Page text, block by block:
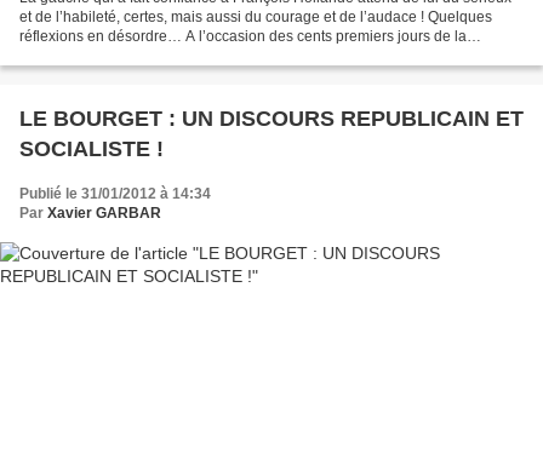
et de l’habileté, certes, mais aussi du courage et de l’audace ! Quelques
réflexions en désordre… A l’occasion des cents premiers jours de la
LE BOURGET : UN DISCOURS REPUBLICAIN ET
SOCIALISTE !
Publié le 31/01/2012 à 14:34
Par Xavier GARBAR